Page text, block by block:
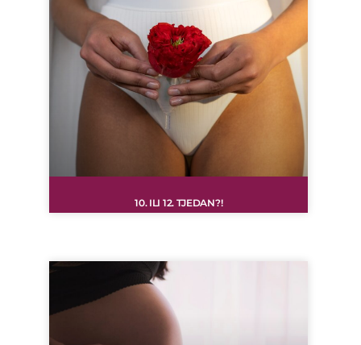
10. ILI 12. TJEDAN?!